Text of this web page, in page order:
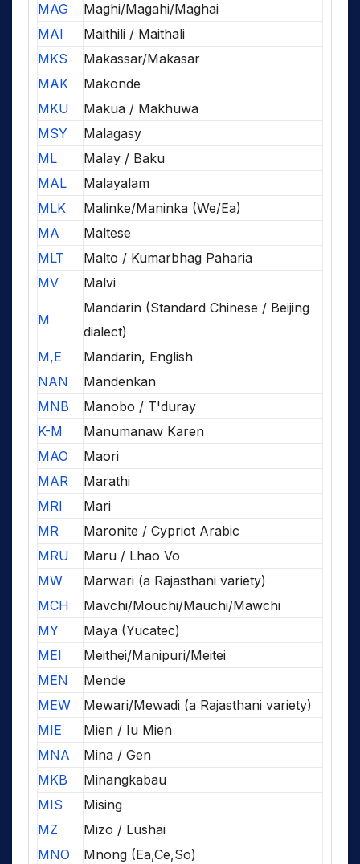
MAG
Maghi/Magahi/Maghai
MAI
Maithili / Maithali
MKS
Makassar/Makasar
MAK
Makonde
MKU
Makua / Makhuwa
MSY
Malagasy
ML
Malay / Baku
MAL
Malayalam
MLK
Malinke/Maninka (We/Ea)
MA
Maltese
MLT
Malto / Kumarbhag Paharia
MV
Malvi
M
Mandarin (Standard Chinese / Beijing
dialect)
M,E
Mandarin, English
NAN
Mandenkan
MNB
Manobo / T'duray
K-M
Manumanaw Karen
MAO
Maori
MAR
Marathi
MRI
Mari
MR
Maronite / Cypriot Arabic
MRU
Maru / Lhao Vo
MW
Marwari (a Rajasthani variety)
MCH
Mavchi/Mouchi/Mauchi/Mawchi
MY
Maya (Yucatec)
MEI
Meithei/Manipuri/Meitei
MEN
Mende
MEW
Mewari/Mewadi (a Rajasthani variety)
MIE
Mien / Iu Mien
MNA
Mina / Gen
MKB
Minangkabau
MIS
Mising
MZ
Mizo / Lushai
MNO
Mnong (Ea,Ce,So)